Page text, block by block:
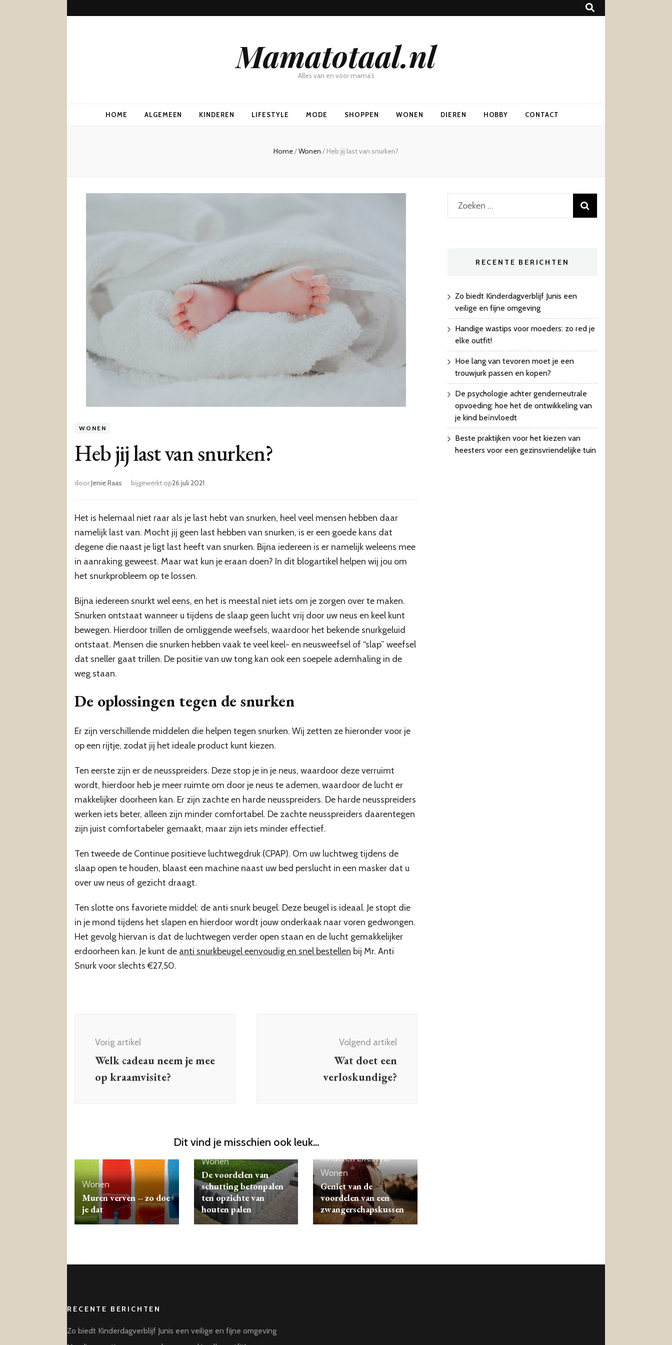
Mamatotaal.nl
Alles van en voor mama's
HOME ALGEMEEN KINDEREN LIFESTYLE MODE SHOPPEN WONEN DIEREN HOBBY CONTACT
Home/Wonen / Heb jij last van snurken?
WONEN
Heb jij last van snurken?
doorJenie Raas bijgewerkt op26 juli 2021
Het is helemaal niet raar als je last hebt van snurken, heel veel mensen hebben daar
namelijk last van. Mocht jij geen last hebben van snurken, is er een goede kans dat
degene die naast je ligt last heeft van snurken. Bijna iedereen is er namelijk weleens mee
in aanraking geweest. Maar wat kun je eraan doen? In dit blogartikel helpen wij jou om
het snurkprobleem op te lossen.
Bijna iedereen snurkt wel eens, en het is meestal niet iets om je zorgen over te maken.
Snurken ontstaat wanneer u tijdens de slaap geen lucht vrij door uw neus en keel kunt
bewegen. Hierdoor trillen de omliggende weefsels, waardoor het bekende snurkgeluid
ontstaat. Mensen die snurken hebben vaak te veel keel- en neusweefsel of “slap” weefsel
dat sneller gaat trillen. De positie van uw tong kan ook een soepele ademhaling in de
weg staan.
De oplossingen tegen de snurken
Er zijn verschillende middelen die helpen tegen snurken. Wij zetten ze hieronder voor je
op een rijtje, zodat jij het ideale product kunt kiezen.
Ten eerste zijn er de neusspreiders. Deze stop je in je neus, waardoor deze verruimt
wordt, hierdoor heb je meer ruimte om door je neus te ademen, waardoor de lucht er
makkelijker doorheen kan. Er zijn zachte en harde neusspreiders. De harde neusspreiders
werken iets beter, alleen zijn minder comfortabel. De zachte neusspreiders daarentegen
zijn juist comfortabeler gemaakt, maar zijn iets minder effectief.
Ten tweede de Continue positieve luchtwegdruk (CPAP). Om uw luchtweg tijdens de
slaap open te houden, blaast een machine naast uw bed perslucht in een masker dat u
over uw neus of gezicht draagt.
Ten slotte ons favoriete middel: de anti snurk beugel. Deze beugel is ideaal. Je stopt die
in je mond tijdens het slapen en hierdoor wordt jouw onderkaak naar voren gedwongen.
Het gevolg hiervan is dat de luchtwegen verder open staan en de lucht gemakkelijker
erdoorheen kan. Je kunt de anti snurkbeugel eenvoudig en snel bestellen bij Mr. Anti
Snurk voor slechts €27,50.
Vorig artikel
Welk cadeau neem je mee
op kraamvisite?
Volgend artikel
Wat doet een
verloskundige?
Dit vind je misschien ook leuk...
Wonen
Muren verven – zo doe
je dat
Wonen
De voordelen van
schutting betonpalen
ten opzichte van
houten palen
KinderenLifestyle
Wonen
Geniet van de
voordelen van een
zwangerschapskussen
Zoeken
naar:
RECENTE BERICHTEN
Zo biedt Kinderdagverblijf Junis een
veilige en fijne omgeving
Handige wastips voor moeders: zo red je
elke outfit!
Hoe lang van tevoren moet je een
trouwjurk passen en kopen?
De psychologie achter genderneutrale
opvoeding: hoe het de ontwikkeling van
je kind beïnvloedt
Beste praktijken voor het kiezen van
heesters voor een gezinsvriendelijke tuin
RECENTE BERICHTEN
Zo biedt Kinderdagverblijf Junis een veilige en fijne omgeving